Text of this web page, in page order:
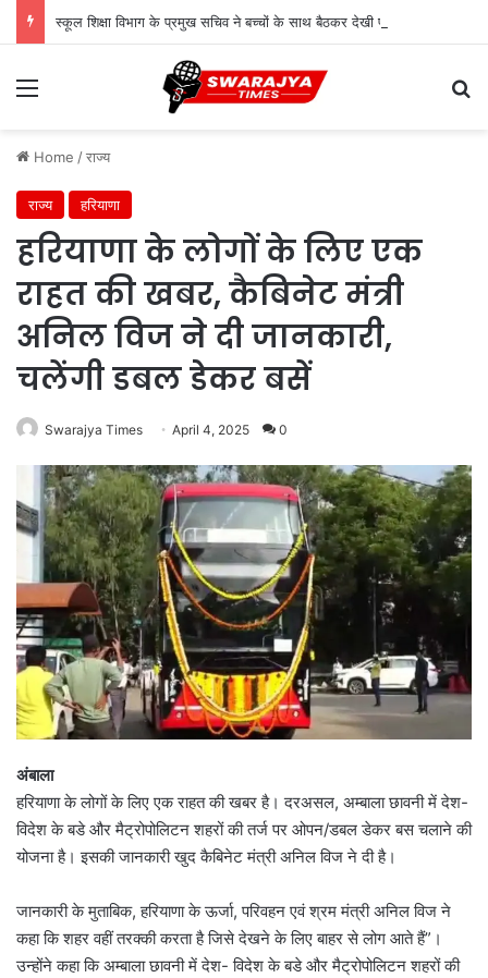
Menu
Home /राज्य
राज्य हरियाणा
हरियाणा के लोगों के लिए एक
राहत की खबर, कैबिनेट मंत्री
अनिल विज ने दी जानकारी,
चलेंगी डबल डेकर बसें
Swarajya Times April 4, 2025 0
अंबाला
हरियाणा के लोगों के लिए एक राहत की खबर है। दरअसल, अम्बाला छावनी में देश-
विदेश के बडे और मैट्रोपोलिटन शहरों की तर्ज पर ओपन/डबल डेकर बस चलाने की
योजना है। इसकी जानकारी खुद कैबिनेट मंत्री अनिल विज ने दी है।
जानकारी के मुताबिक, हरियाणा के ऊर्जा, परिवहन एवं श्रम मंत्री अनिल विज ने
कहा कि शहर वहीं तरक्की करता है जिसे देखने के लिए बाहर से लोग आते हैं”।
उन्होंने कहा कि अम्बाला छावनी में देश- विदेश के बडे और मैट्रोपोलिटन शहरों की